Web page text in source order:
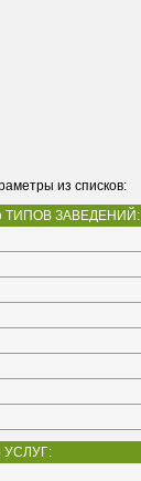
из списков:
ТИПОВ ЗАВЕДЕНИЙ:
УСЛУГ: